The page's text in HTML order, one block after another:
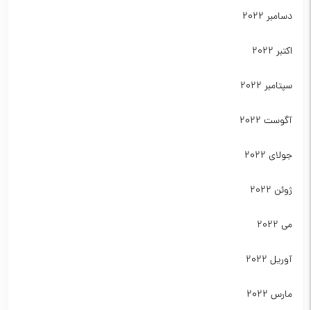
دسامبر 2022
اکتبر 2022
سپتامبر 2022
آگوست 2022
جولای 2022
ژوئن 2022
می 2022
آوریل 2022
مارس 2022